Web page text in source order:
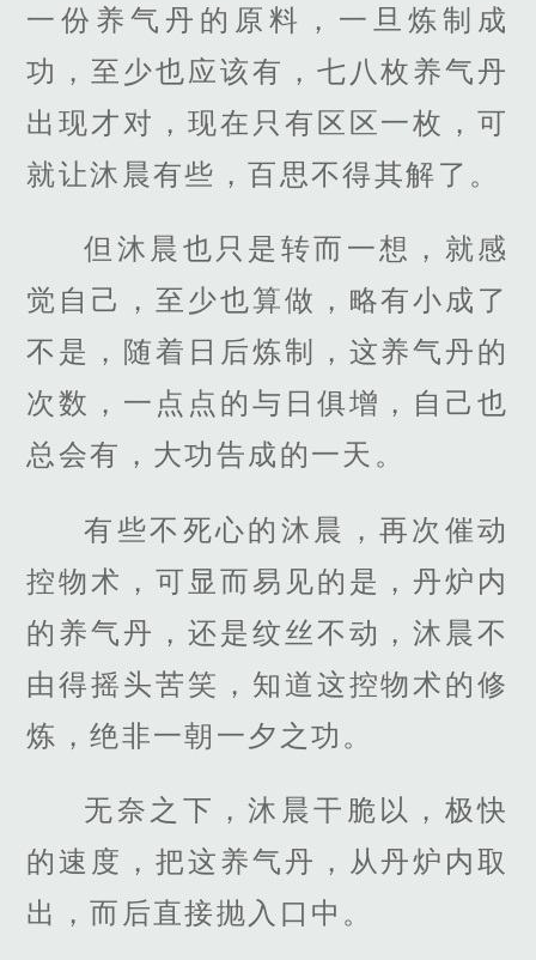
一份养气丹的原料，一旦炼制成
功，至少也应该有，七八枚养气丹
出现才对，现在只有区区一枚，可
就让沐晨有些，百思不得其解了。
但沐晨也只是转而一想，就感
觉自己，至少也算做，略有小成了
不是，随着日后炼制，这养气丹的
次数，一点点的与日俱增，自己也
总会有，大功告成的一天。
有些不死心的沐晨，再次催动
控物术，可显而易见的是，丹炉内
的养气丹，还是纹丝不动，沐晨不
由得摇头苦笑，知道这控物术的修
炼，绝非一朝一夕之功。
无奈之下，沐晨干脆以，极快
的速度，把这养气丹，从丹炉内取
出，而后直接抛入口中。